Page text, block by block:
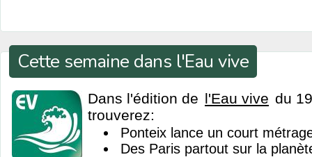
Cette semaine dans l'Eau vive
Dans l'édition de l'Eau vive du
trouverez:
Ponteix lance un court
Des Paris partout sur la